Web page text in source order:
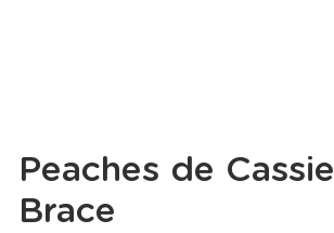
Peaches de Cassie
Brace